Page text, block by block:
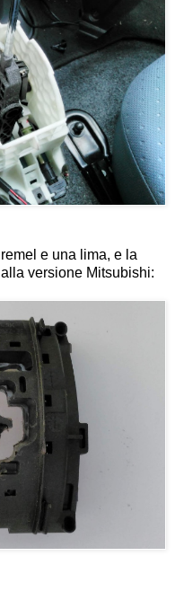
e una lima, e la
versione Mitsubishi: